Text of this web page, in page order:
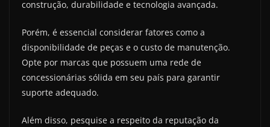
construção, durabilidade e tecnologia avançada.
Porém, é essencial considerar fatores como a
disponibilidade de peças e o custo de manutenção.
Opte por marcas que possuem uma rede de
concessionárias sólida em seu país para garantir
suporte adequado.
Além disso, pesquise a respeito da reputação da